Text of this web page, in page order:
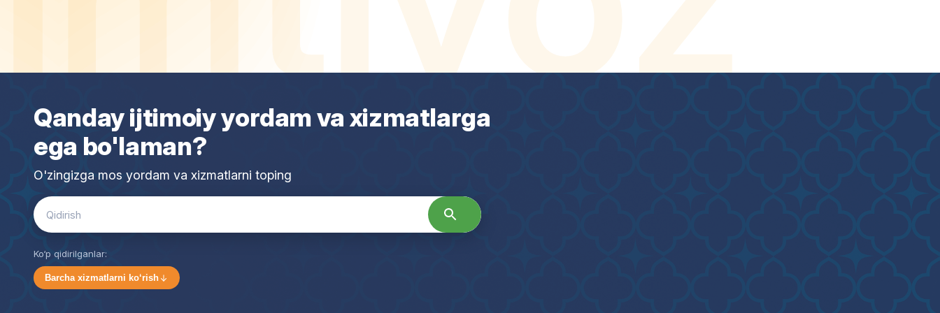
Qanday ijtimoiy yordam va xizmatlarga
ega bo'laman?
O'zingizga mos yordam va xizmatlarni toping
Search
for:
Ko‘p qidirilganlar:
Barcha xizmatlarni ko‘rish